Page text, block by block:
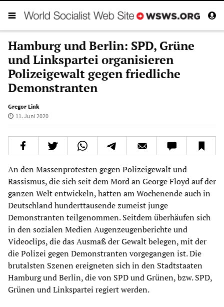
Hamburg und Berlin: SPD, Grüne
und Linkspartei organisieren
Polizeigewalt gegen friedliche
Demonstranten
Gregor Link
11. Juni 2020
An den Massenprotesten gegen Polizeigewalt und
Rassismus, die sich seit dem Mord an George Floyd auf der
ganzen Welt entwickeln, hatten am Wochenende auch in
Deutschland hunderttausende zumeist junge
Demonstranten teilgenommen. Seitdem überhäufen sich
in den sozialen Medien Augenzeugenberichte und
Videoclips, die das Ausmaß der Gewalt belegen, mit der
die Polizei gegen Demonstranten vorgegangen ist. Die
brutalsten Szenen ereigneten sich in den Stadtstaaten
Hamburg und Berlin, die von SPD und Grünen, bzw. SPD,
Grünen und Linkspartei regiert werden.